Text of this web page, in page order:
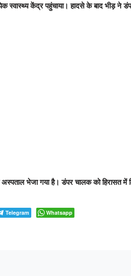
स्वास्थ्य केंद्र पहुंचाया। हादसे के बाद भीड़
भेजा गया है। डंपर चालक को हिरासत में
Telegram Whatsapp